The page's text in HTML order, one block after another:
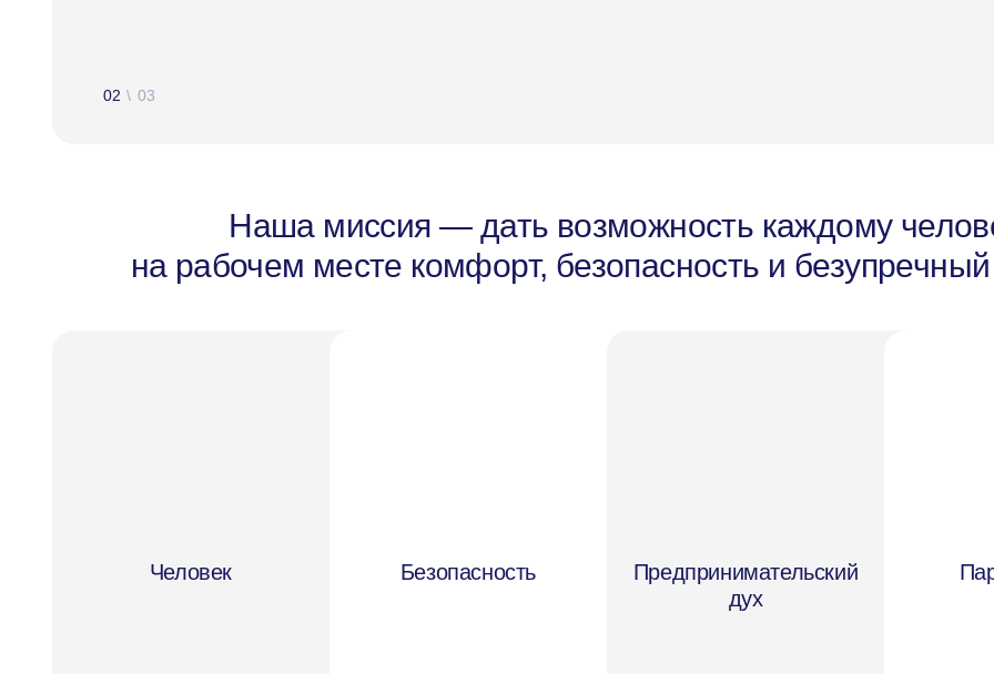
02 \ 03
Наша миссия — дать возможность каждому
на рабочем месте комфорт, безопасность и
Человек Безопасность
Предпринимательский
дух